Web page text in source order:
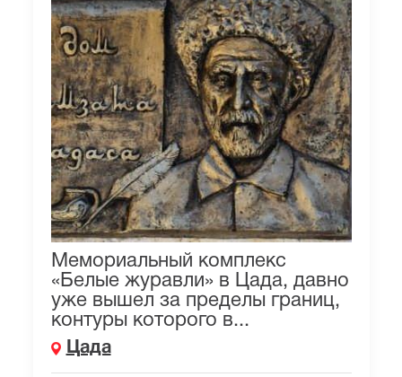
Мемориальный комплекс
«Белые журавли» в Цада, давно
уже вышел за пределы границ,
контуры которого в...
Цада